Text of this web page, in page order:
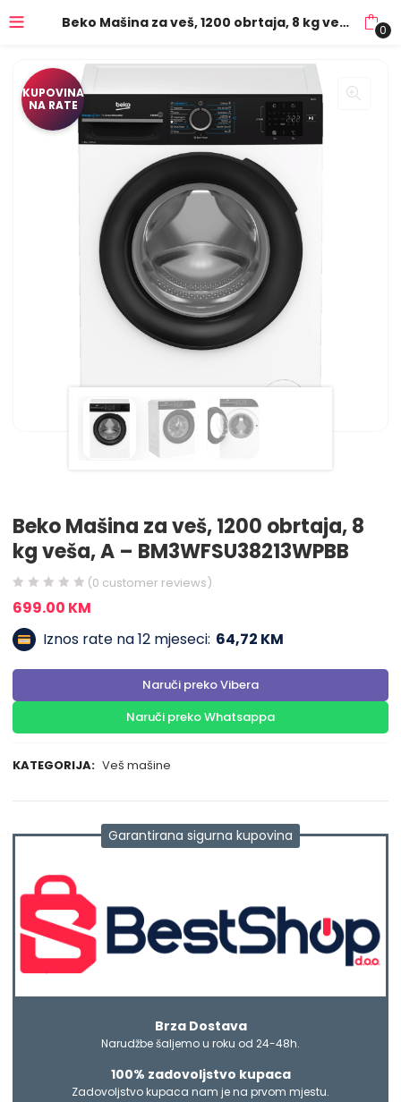
Beko Mašina za veš, 1200 obrtaja, 8 kg veša, A – BM3WFSU38213WPBB 0
KUPOVINA
NA RATE
Beko Mašina za veš, 1200 obrtaja, 8
kg veša, A – BM3WFSU38213WPBB
(0 customer reviews)
699.00 KM
Iznos rate na 12 mjeseci: 64,72 KM
Naruči preko Vibera
Naruči preko Whatsappa
KATEGORIJA: Veš mašine
Garantirana sigurna kupovina
Brza Dostava
Narudžbe šaljemo u roku od 24-48h.
100% zadovoljstvo kupaca
Zadovoljstvo kupaca nam je na prvom mjestu.